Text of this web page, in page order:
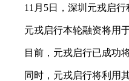
11月5日，深圳元戎启
元戎启行本轮融资将用
目前，元戎启行已成功
同时，元戎启行将利用